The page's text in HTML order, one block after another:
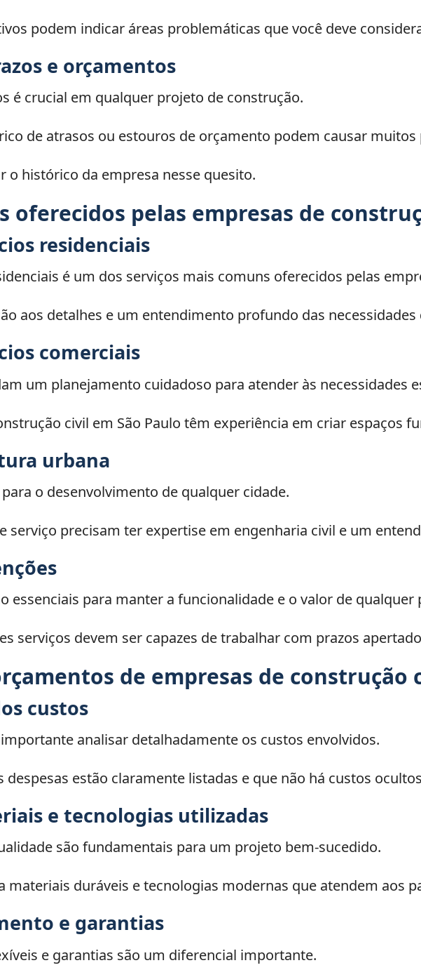
podem indicar áreas problemáticas que você deve
e orçamentos
é crucial em qualquer projeto de construção.
de atrasos ou estouros de orçamento podem causar muitos
o histórico da empresa nesse quesito.
oferecidos pelas empresas de
residenciais
é um dos serviços mais comuns oferecidos pelas
aos detalhes e um entendimento profundo das
comerciais
um planejamento cuidadoso para atender às necessidades
civil em São Paulo têm experiência em criar espaços
urbana
o desenvolvimento de qualquer cidade.
serviço precisam ter expertise em engenharia civil e um
essenciais para manter a funcionalidade e o valor de qualquer
serviços devem ser capazes de trabalhar com prazos
de empresas de construção
custos
analisar detalhadamente os custos envolvidos.
despesas estão claramente listadas e que não há custos
e tecnologias utilizadas
são fundamentais para um projeto bem-sucedido.
materiais duráveis e tecnologias modernas que atendem aos
e garantias
e garantias são um diferencial importante.